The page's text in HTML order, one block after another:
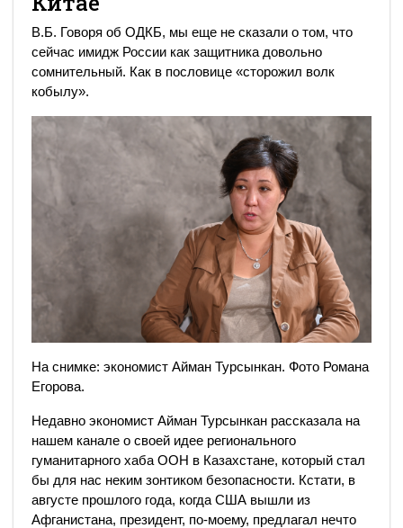
В.Б. Говоря об ОДКБ, мы еще не сказали о том, что
сейчас имидж России как защитника довольно
сомнительный. Как в пословице «сторожил волк
кобылу».
На снимке: экономист Айман Турсынкан. Фото Романа
Егорова.
Недавно экономист Айман Турсынкан рассказала на
нашем канале о своей идее регионального
гуманитарного хаба ООН в Казахстане, который стал
бы для нас неким зонтиком безопасности. Кстати, в
августе прошлого года, когда США вышли из
Афганистана, президент, по-моему, предлагал нечто